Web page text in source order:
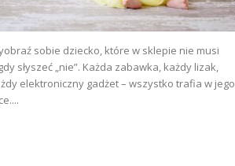
sobie dziecko, które w sklepie nie musi
słyszeć „nie”. Każda zabawka, każdy lizak,
elektroniczny gadżet – wszystko trafia w jego